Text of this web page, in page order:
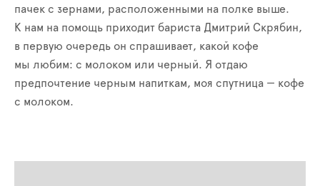
пачек с зернами, расположенными на полке выше.
К нам на помощь приходит бариста Дмитрий Скрябин,
в первую очередь он спрашивает, какой кофе
мы любим: с молоком или черный. Я отдаю
предпочтение черным напиткам, моя спутница — кофе
с молоком.